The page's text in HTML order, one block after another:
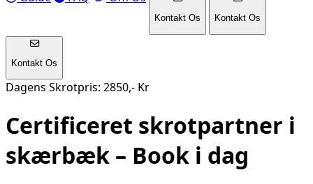
Kontakt Os Kontakt Os
Kontakt Os
Dagens Skrotpris: 2850,- Kr
Certificeret skrotpartner i
skærbæk – Book i dag